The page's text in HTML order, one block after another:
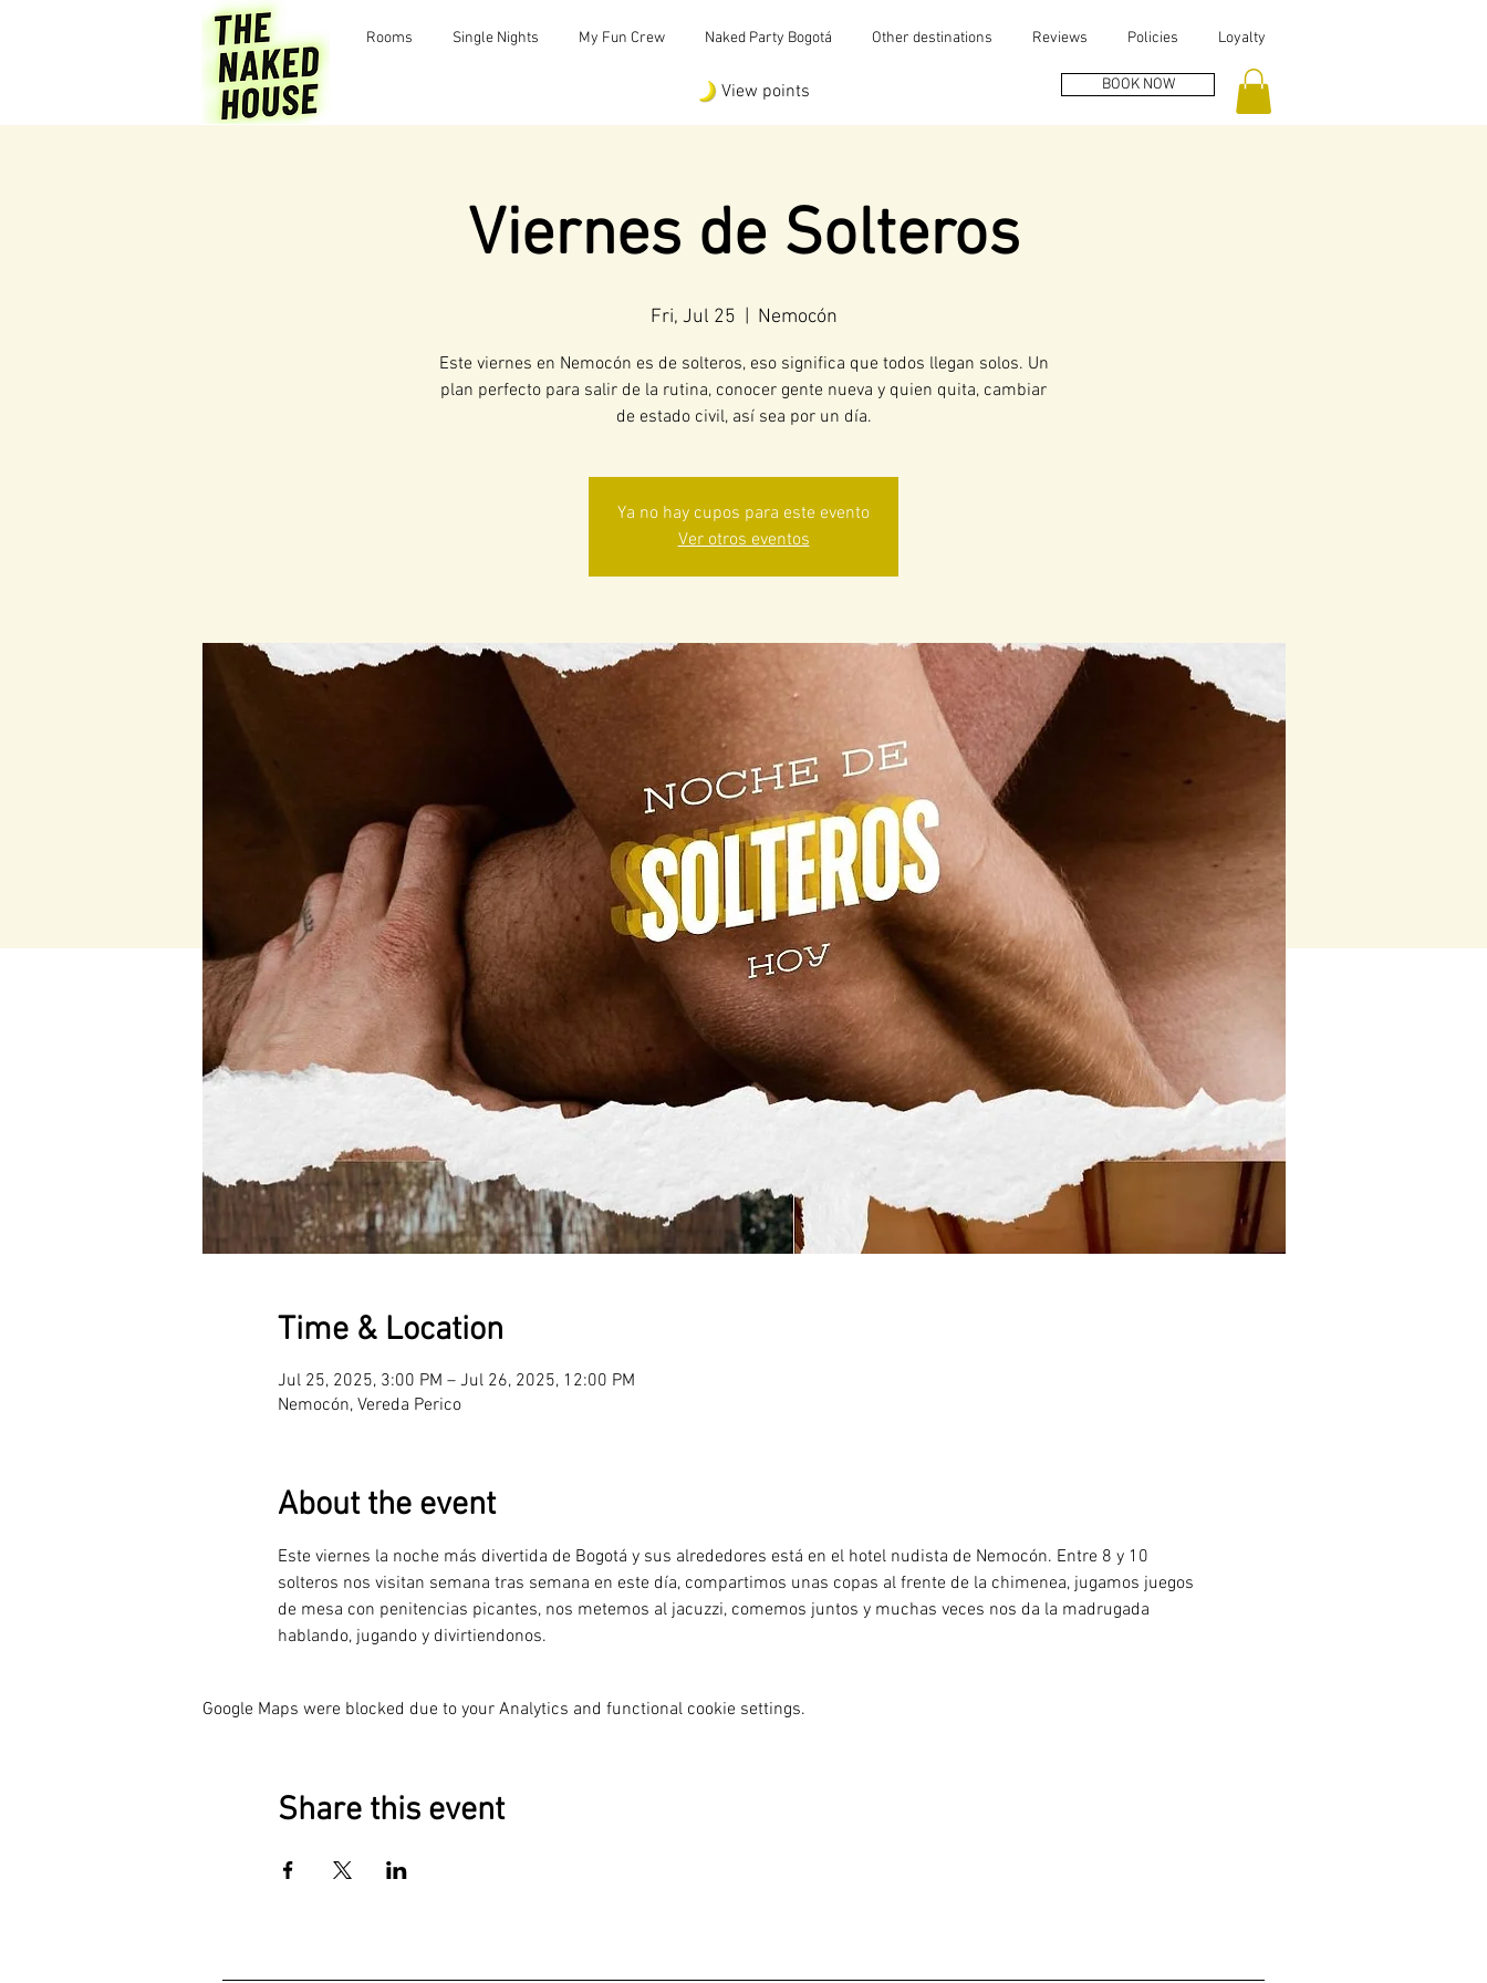
Rooms Single Nights My Fun Crew Naked Party Bogotá Other destinations Reviews Policies Loyalty
View points BOOK NOW
Viernes de Solteros
Fri, Jul 25 Nemocón
Este viernes en Nemocón es de solteros, eso significa que todos llegan solos. Un
plan perfecto para salir de la rutina, conocer gente nueva y quien quita, cambiar
de estado civil, así sea por un día.
Ya no hay cupos para este evento
Ver otros eventos
Time & Location
Jul 25, 2025, 3:00 PM – Jul 26, 2025, 12:00 PM
Nemocón, Vereda Perico
About the event
Este viernes la noche más divertida de Bogotá y sus alrededores está en el hotel nudista de Nemocón. Entre 8 y 10
solteros nos visitan semana tras semana en este día, compartimos unas copas al frente de la chimenea, jugamos juegos
de mesa con penitencias picantes, nos metemos al jacuzzi, comemos juntos y muchas veces nos da la madrugada
hablando, jugando y divirtiendonos.
Google Maps were blocked due to your Analytics and functional cookie settings.
Share this event